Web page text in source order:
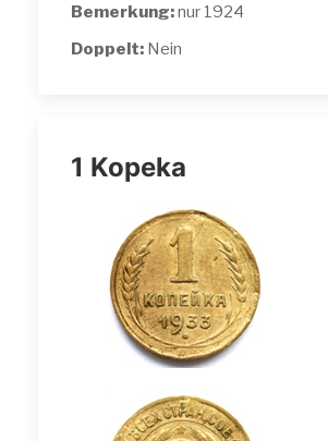
Bemerkung:nur 1924
Doppelt: Nein
1 Kopeka